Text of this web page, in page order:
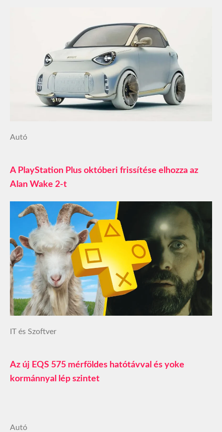
Autó
A PlayStation Plus októberi frissítése elhozza az
Alan Wake 2-t
IT és Szoftver
Az új EQS 575 mérföldes hatótávval és yoke
kormánnyal lép szintet
Autó